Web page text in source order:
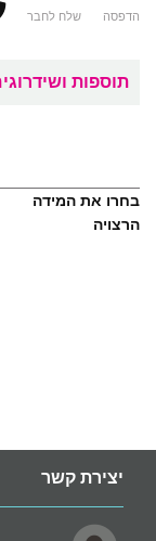
הדפסה שלח לחבר
תוספות
בחרו את המידה
הרצויה
יצירת קשר